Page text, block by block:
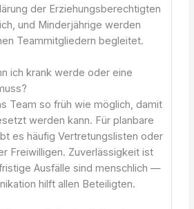
der Erziehungsberechtigten
und Minderjährige werden
Teammitgliedern begleitet.
ich krank werde oder eine
Team so früh wie möglich, damit
werden kann. Für planbare
es häufig Vertretungslisten oder
Freiwilligen. Zuverlässigkeit ist
Ausfälle sind menschlich —
hilft allen Beteiligten.